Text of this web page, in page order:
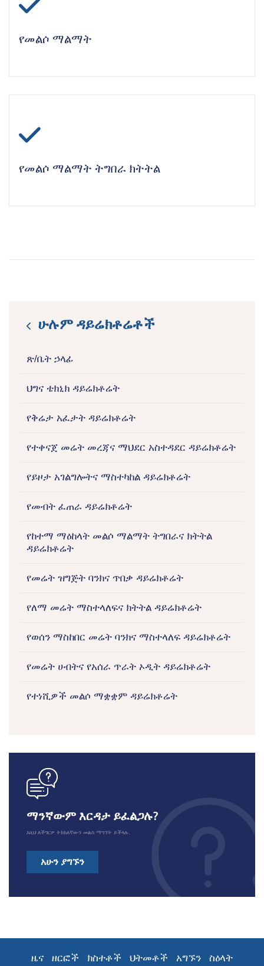
icon
የመልሶ ማልማት
icon
የመልሶ ማልማት ትግበራ ክትትል
icon
ሁሉም ዳይሬክቶሬቶች
ጽ/ቤት ኃላፊ
ህግና ቴክኒክ ዳይሬክቶሬት
የቅሬታ አፈታት ዳይሬክቶሬት
የተቀናጀ መሬት መረጃና ማህደር አስተዳደር ዳይሬክቶሬት
የይዞታ አገልግሎትና ማስተካከል ዳይሬክቶሬት
የመብት ፈጠራ ዳይሬክቶሬት
የከተማ ማዕከላት መልሶ ማልማት ትግበራና ክትትል
ዳይሬክቶሬት
የመሬት ዝግጅት ባንክና ጥበቃ ዳይሬክቶሬት
የለማ መሬት ማስተላለፍና ክትትል ዳይሬክቶሬት
የወሰን ማስከበር መሬት ባንክና ማስተላለፍ ዳይሬክቶሬት
የመሬት ሀብትና የአሰራ ጥራት ኦዲት ዳይሬክቶሬት
የተነሺዎች መልሶ ማቋቋም ዳይሬክቶሬት
ማንኛውም እርዳታ ይፈልጋሉ?
እዚህ ለችግርዎ ትክክለኛውን መልስ ማግኘት ይችላሉ.
አሁን ያግኙን
ዜና ዘርፎች ክስተቶች ህትመቶች አግኙን ስዕላት